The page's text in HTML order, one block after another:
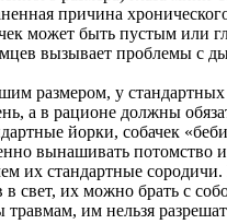
причина
может быть пустым или
вызывает проблемы с
размером, у
а в рационе должны
йорки, собачек
вынашивать потомство
их стандартные
свет, их можно брать с
им нельзя